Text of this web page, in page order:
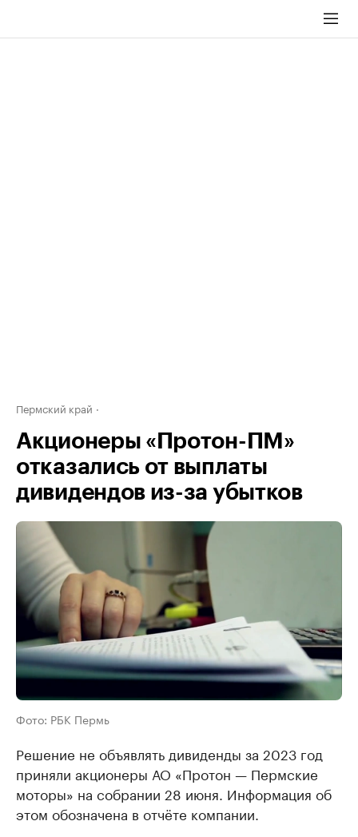
Пермский край
Акционеры «Протон-ПМ»
отказались от выплаты
дивидендов из-за убытков
Фото: РБК Пермь
Решение не объявлять дивиденды за 2023 год
приняли акционеры АО «Протон — Пермские
моторы» на собрании 28 июня. Информация об
этом обозначена в отчёте компании.